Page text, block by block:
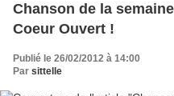
Chanson de la
Coeur Ouvert !
Publié le 26/02/2012 à 14:00
Par sittelle